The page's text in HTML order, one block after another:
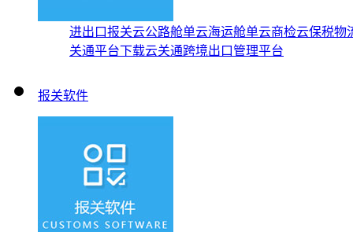
进出口报关云公路舱单云海运舱单云商检云保税物
关通平台下载云关通跨境出口管理平台
报关软件